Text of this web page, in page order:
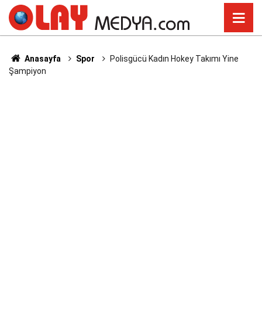
Anasayfa Spor
Polisgücü Kadın Hokey Takımı Yine
Şampiyon